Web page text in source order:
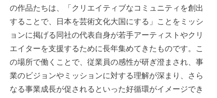
の作品たちは、「クリエイティブなコミュニティを創出
することで、日本を芸術文化大国にする」ことをミッシ
ョンに掲げる同社の代表自身が若手アーティストやクリ
エイターを支援するために長年集めてきたものです。こ
の場所で働くことで、従業員の感性が研ぎ澄まされ、事
業のビジョンやミッションに対する理解が深まり、さら
なる事業成長が促されるといった好循環がイメージでき